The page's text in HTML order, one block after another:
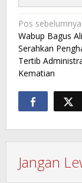
Navigasi
pos
Pos sebelumnya
Wabup Bagus
Serahkan
Tertib
Kematian
Jangan